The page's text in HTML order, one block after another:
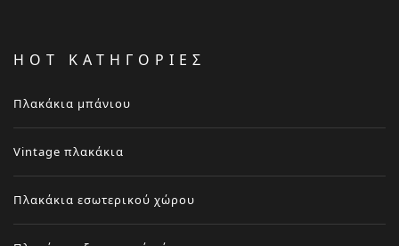
HOT ΚΑΤΗΓΟΡΙΕΣ
Πλακάκια μπάνιου
Vintage πλακάκια
Πλακάκια εσωτερικού χώρου